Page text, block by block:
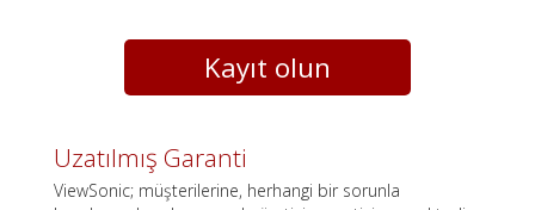
Kayıt olun
Uzatılmış Garanti
ViewSonic; müşterilerine, herhangi bir sorunla